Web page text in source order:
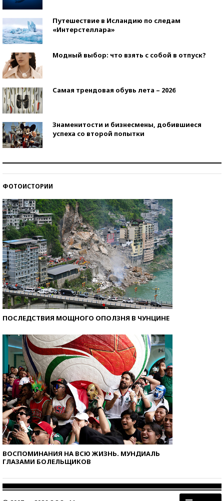
Путешествие в Исландию по следам
«Интерстеллара»
Модный выбор: что взять с собой в отпуск?
Самая трендовая обувь лета – 2026
Знаменитости и бизнесмены, добившиеся
успеха со второй попытки
ФОТОИСТОРИИ
ПОСЛЕДСТВИЯ МОЩНОГО ОПОЛЗНЯ В ЧУНЦИНЕ
ВОСПОМИНАНИЯ НА ВСЮ ЖИЗНЬ. МУНДИАЛЬ
ГЛАЗАМИ БОЛЕЛЬЩИКОВ